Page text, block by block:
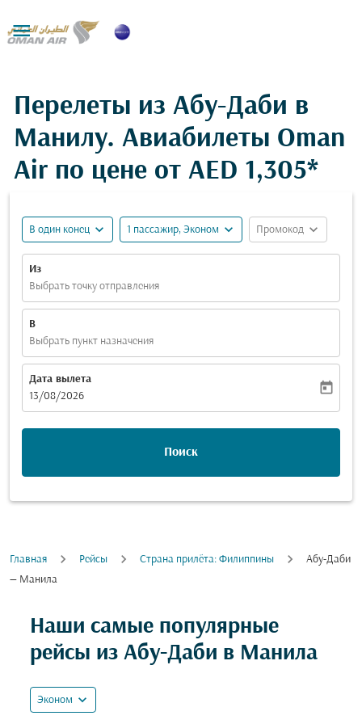

Перелеты из Абу-Даби в
Манилу. Авиабилеты Oman
Air по цене от AED 1,305*
В один конец expand_more 1 пассажир, Эконом expand_more Промокод expand_more
Из
Выбрать точку отправления
В
Выбрать пункт назначения
Дата вылета
fc-booking-departure-date-aria-label
13/08/2026
today
Поиск
Главная Рейсы Cтрана прилёта: Филиппины
Абу-Даби
— Манила
Наши самые популярные
рейсы из Абу-Даби в Манила
Эконом expand_more